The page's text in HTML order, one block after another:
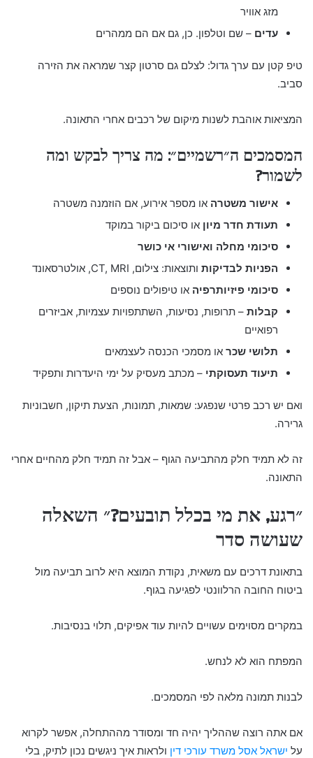
מזג אוויר
עדים – שם וטלפון. כן, גם אם הם ממהרים
טיפ קטן עם ערך גדול: לצלם גם סרטון קצר שמראה את הזירה
סביב.
המציאות אוהבת לשנות מיקום של רכבים אחרי התאונה.
המסמכים ה״רשמיים״: מה צריך לבקש ומה
לשמור?
אישור משטרה או מספר אירוע, אם הוזמנה משטרה
תעודת חדר מיון או סיכום ביקור במוקד
סיכומי מחלה ואישורי אי כושר
הפניות לבדיקות ותוצאות: צילום, CT, MRI, אולטרסאונד
סיכומי פיזיותרפיה או טיפולים נוספים
קבלות – תרופות, נסיעות, השתתפויות עצמיות, אביזרים
רפואיים
תלושי שכר או מסמכי הכנסה לעצמאים
תיעוד תעסוקתי – מכתב מעסיק על ימי היעדרות ותפקיד
ואם יש רכב פרטי שנפגע: שמאות, תמונות, הצעת תיקון, חשבוניות
גרירה.
זה לא תמיד חלק מהתביעה הגוף – אבל זה תמיד חלק מהחיים אחרי
התאונה.
״רגע, את מי בכלל תובעים?״ השאלה
שעושה סדר
בתאונת דרכים עם משאית, נקודת המוצא היא לרוב תביעה מול
ביטוח החובה הרלוונטי לפגיעה בגוף.
במקרים מסוימים עשויים להיות עוד אפיקים, תלוי בנסיבות.
המפתח הוא לא לנחש.
לבנות תמונה מלאה לפי המסמכים.
אם אתה רוצה שההליך יהיה חד ומסודר מההתחלה, אפשר לקרוא
על ישראל אסל משרד עורכי דין ולראות איך ניגשים נכון לתיק, בלי